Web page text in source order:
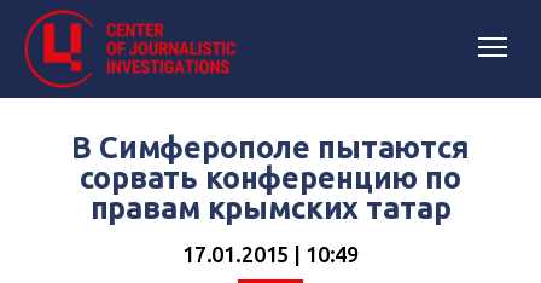
В Симферополе пытаются
сорвать конференцию по
правам крымских татар
17.01.2015 | 10:49